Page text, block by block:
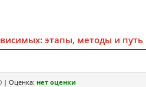
этапы, методы и путь
| Оценка: нет оценки